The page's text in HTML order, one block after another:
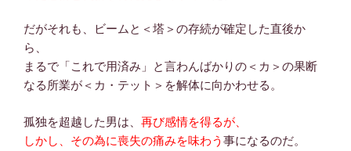
だがそれも、ビームと＜塔＞の存続が確定した直後か
ら、
まるで「これで用済み」と言わんばかりの＜カ＞の果断
なる所業が＜カ・テット＞を解体に向かわせる。
孤独を超越した男は、 再び感情を得るが、
しかし、その為に喪失の痛みを味わう 事になるのだ。